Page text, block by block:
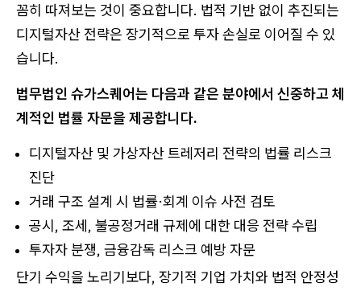
꼼히 따져보는 것이 중요합니다. 법적 기반 없이 추진되는
디지털자산 전략은 장기적으로 투자 손실로 이어질 수 있
습니다.
법무법인 슈가스퀘어는 다음과 같은 분야에서 신중하고 체
계적인 법률 자문을 제공합니다.
디지털자산 및 가상자산 트레저리 전략의 법률 리스크
진단
거래 구조 설계 시 법률·회계 이슈 사전 검토
공시, 조세, 불공정거래 규제에 대한 대응 전략 수립
투자자 분쟁, 금융감독 리스크 예방 자문
단기 수익을 노리기보다, 장기적 기업 가치와 법적 안정성